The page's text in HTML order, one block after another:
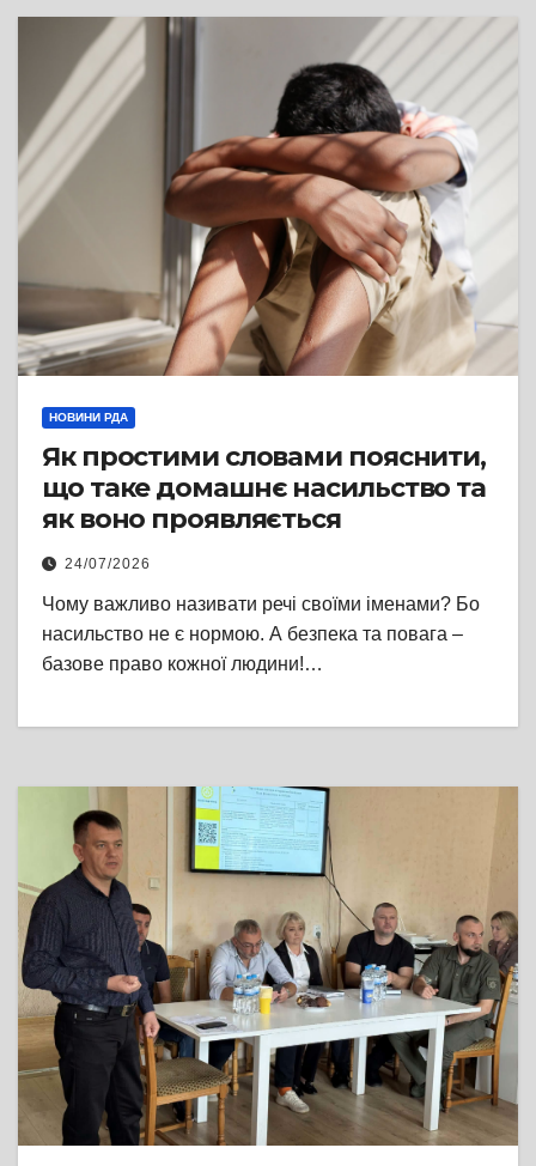
«АГРОФІРМА «ДЗВОНИ»
(реєстраційний номер справи
25130)
НОВИНИ РДА
Як простими словами пояснити,
що таке домашнє насильство та
як воно проявляється
24/07/2026
Чому важливо називати речі своїми іменами? Бо
насильство не є нормою. А безпека та повага –
базове право кожної людини!…